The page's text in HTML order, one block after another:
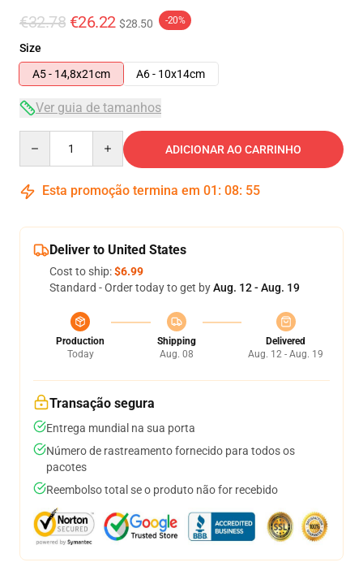
€32.78 €26.22 $28.50 -20%
Size
A5 - 14,8x21cm
A6 - 10x14cm
Ver guia de tamanhos
ADICIONAR AO CARRINHO
Esta promoção termina em 01 : 08: 54
Deliver to United States
Cost to ship:$6.99
Standard - Order today to get byAug. 12 - Aug. 19
Production
Today
Shipping
Aug. 08
Delivered
Aug. 12 - Aug. 19
Transação segura
Entrega mundial na sua porta
Número de rastreamento fornecido para todos os
pacotes
Reembolso total se o produto não for recebido